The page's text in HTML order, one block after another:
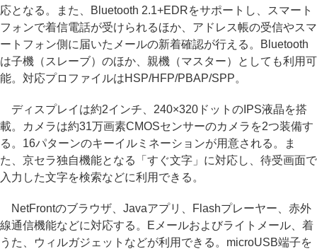
応となる。また、Bluetooth 2.1+EDRをサポートし、スマート
フォンで着信電話が受けられるほか、アドレス帳の受信やスマ
ートフォン側に届いたメールの新着確認が行える。Bluetooth
は子機（スレーブ）のほか、親機（マスター）としても利用可
能。対応プロファイルはHSP/HFP/PBAP/SPP。
ディスプレイは約2インチ、240×320ドットのIPS液晶を搭
載。カメラは約31万画素CMOSセンサーのカメラを2つ装備す
る。16パターンのキーイルミネーションが用意される。ま
た、京セラ独自機能となる「すぐ文字」に対応し、待受画面で
入力した文字を検索などに利用できる。
NetFrontのブラウザ、Javaアプリ、Flashプレーヤー、赤外
線通信機能などに対応する。Eメールおよびライトメール、着
うた、ウィルガジェットなどが利用できる。microUSB端子を